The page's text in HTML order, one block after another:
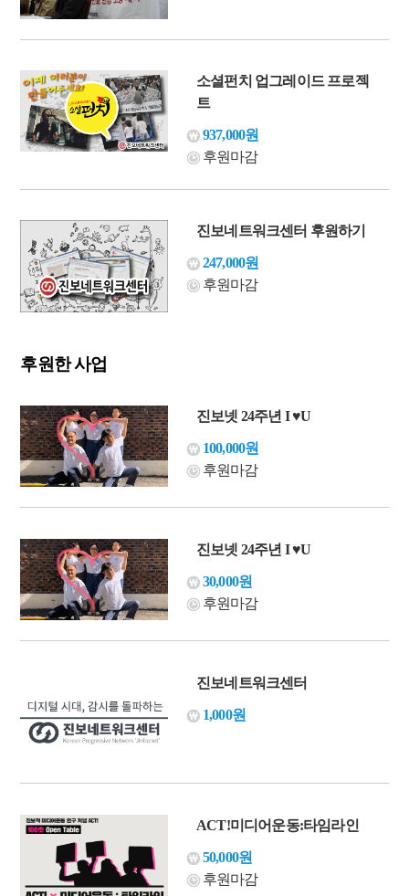
소셜펀치 업그레이드 프로젝
트
937,000원
후원마감
진보네트워크센터 후원하기
247,000원
후원마감
후원한 사업
진보넷 24주년 I ♥U
100,000원
후원마감
진보넷 24주년 I ♥U
30,000원
후원마감
진보네트워크센터
1,000원
ACT!미디어운동:타임라인
50,000원
후원마감